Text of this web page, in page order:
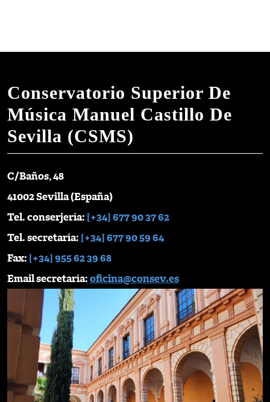
Conservatorio Superior De
Música Manuel Castillo De
Sevilla (CSMS)
C/Baños, 48
41002 Sevilla (España)
Tel. conserjería: [+34] 677 90 37 62
Tel. secretaría: [+34] 677 90 59 64
Fax: [+34] 955 62 39 68
Email secretaría:oficina@consev.es